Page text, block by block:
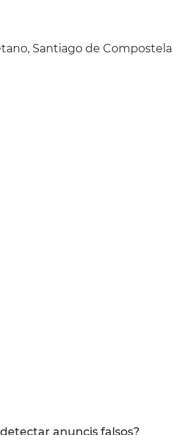
Santiago de Compostela
anuncis falsos?